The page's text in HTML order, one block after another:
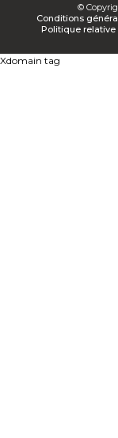
©
Conditions
Politique relative
Xdomain tag